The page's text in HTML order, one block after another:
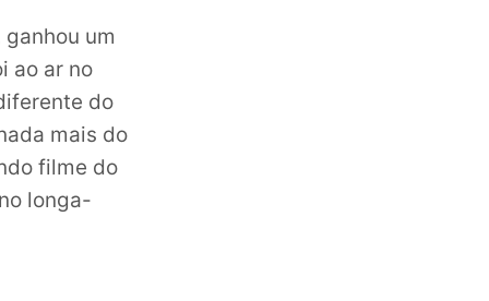
ganhou um
ao ar no
do
mais do
filme do
no longa-